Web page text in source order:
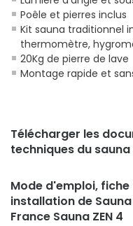
Poêle et pierres inclus
Kit sauna traditionnel
thermomètre,
20Kg de pierre de lave
Montage rapide et
Télécharger les
techniques du sauna
Mode d'emploi,
installation de
France Sauna ZEN 4